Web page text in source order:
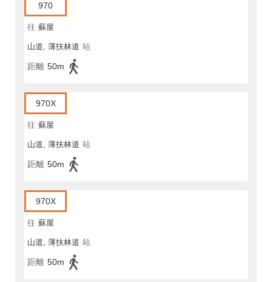
970
往 蘇屋
山道, 薄扶林道 站
距離 50m
970X
往 蘇屋
山道, 薄扶林道 站
距離 50m
970X
往 蘇屋
山道, 薄扶林道 站
距離 50m